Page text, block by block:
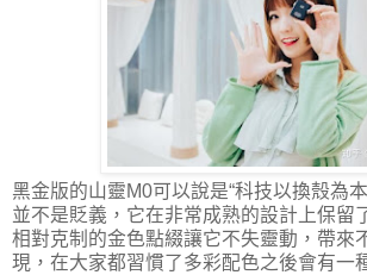
黑金版的山靈M0可以說是“科技以換殼為
並不是貶義，它在非常成熟的設計上保留
相對克制的金色點綴讓它不失靈動，帶來
現，在大家都習慣了多彩配色之後會有一